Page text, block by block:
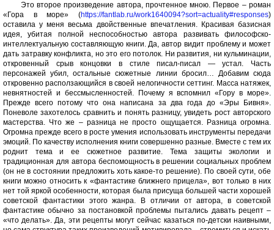
Это второе произведение автора, прочтенное мною. Первое – роман
«Гора в море» (https://fantlab.ru/work1640094?sort=actuality#responses)
оставила у меня весьма двойственные впечатления. Красивая базисная
идея, убитая полной неспособностью автора развивать философско-
интеллектуальную составляющую книги. Да, автор видит проблему и может
дать затравку конфликта, но это его потолок. Ни развития, ни кульминации,
откровенный срыв концовки в стиле писал-писал — устал. Часть
персонажей убил, остальные сюжетные линии бросил… Добавим сюда
откровенно расползающийся в своей нелогичности сеттинг. Масса натяжек,
невнятностей и бессмысленностей. Почему я вспомнил «Гору в море».
Прежде всего потому что она написана за два года до «Эры Бивня».
Поневоле захотелось сравнить и понять разницу, увидеть рост авторского
мастерства. Что же – разница не просто ощущается. Разница огромна.
Огромна прежде всего в росте умения использовать инструменты передачи
эмоций. По качеству исполнения книги совершенно разные. Вместе с тем их
роднит тема и ее сюжетное развитие. Тема защиты экологии и
традиционная для автора беспомощность в решении социальных проблем
(он не в состоянии предложить хоть какое-то решение). По своей сути, обе
книги можно относить к «фантастике ближнего прицела», вот только в них
нет той яркой особенности, которая была присуща большей части хорошей
советской фантастики этого жанра. В отличии от автора, в советской
фантастике обычно за постановкой проблемы пытались давать рецепт –
«что делать». Да, эти рецепты могут сейчас казаться по-детски наивными,